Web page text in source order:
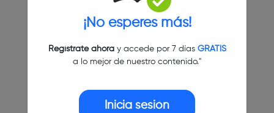
¡No esperes más!
Regístrate ahoray accede por 7 días GRATIS
a lo mejor de nuestro contenido."
Inicia sesión